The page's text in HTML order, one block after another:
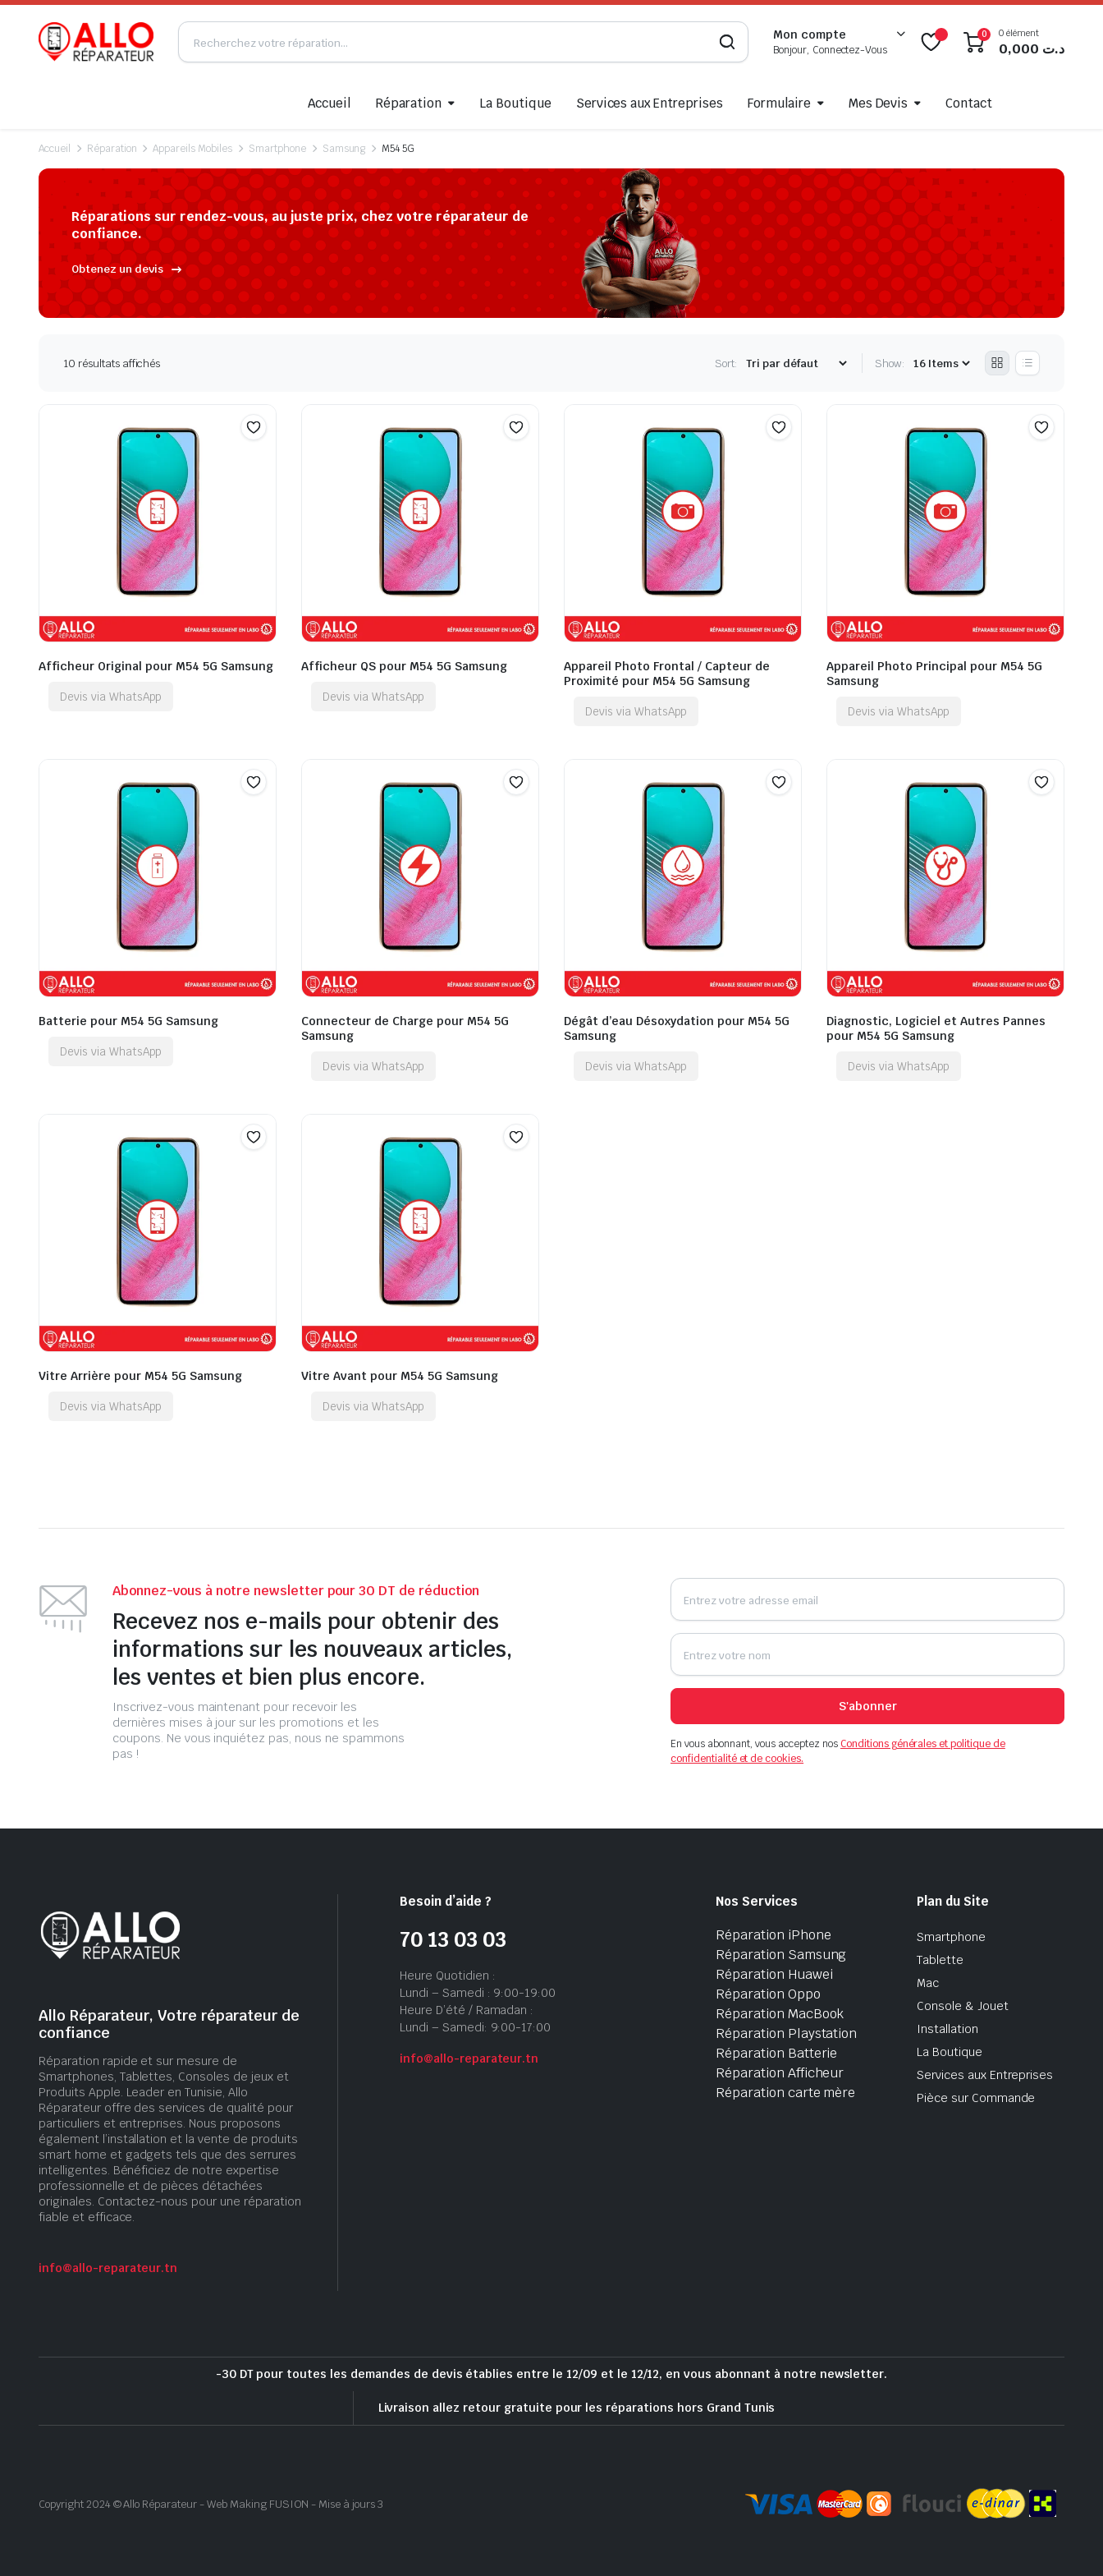
Mon compte
Bonjour, Connectez-Vous
0 0 élément
د.ت
Accueil Réparation La Boutique Services aux Entreprises Formulaire Mes Devis Contact
Accueil Réparation Appareils Mobiles Smartphone Samsung M54 5G
Réparations sur rendez-vous, au juste prix, chez votre réparateur de
confiance.
Obtenez un devis
10 résultats affichés Sort: Show:
Afficheur Original pour M54 5G Samsung
Devis via WhatsApp
Afficheur QS pour M54 5G Samsung
Devis via WhatsApp
Appareil Photo Frontal / Capteur de
Proximité pour M54 5G Samsung
Devis via WhatsApp
Appareil Photo Principal pour M54 5G
Samsung
Devis via WhatsApp
Batterie pour M54 5G Samsung
Devis via WhatsApp
Connecteur de Charge pour M54 5G
Samsung
Devis via WhatsApp
Dégât d’eau Désoxydation pour M54 5G
Samsung
Devis via WhatsApp
Diagnostic, Logiciel et Autres Pannes
pour M54 5G Samsung
Devis via WhatsApp
Vitre Arrière pour M54 5G Samsung
Devis via WhatsApp
Vitre Avant pour M54 5G Samsung
Devis via WhatsApp
Abonnez-vous à notre newsletter pour 30 DT de réduction
Recevez nos e-mails pour obtenir des
informations sur les nouveaux articles,
les ventes et bien plus encore.
Inscrivez-vous maintenant pour recevoir les
dernières mises à jour sur les promotions et les
coupons. Ne vous inquiétez pas, nous ne spammons
pas !
S'abonner
En vous abonnant, vous acceptez nosConditions générales et politique de
confidentialité et de cookies.
Allo Réparateur, Votre réparateur de
confiance
Réparation rapide et sur mesure de
Smartphones, Tablettes, Consoles de jeux et
Produits Apple. Leader en Tunisie, Allo
Réparateur offre des services de qualité pour
particuliers et entreprises. Nous proposons
également l’installation et la vente de produits
smart home et gadgets tels que des serrures
intelligentes. Bénéficiez de notre expertise
professionnelle et de pièces détachées
originales. Contactez-nous pour une réparation
fiable et efficace.
info@allo-reparateur.tn
Besoin d’aide ?
70 13 03 03
Heure Quotidien :
Lundi – Samedi : 9:00-19:00
Heure D’été / Ramadan :
Lundi – Samedi: 9:00-17:00
info@allo-reparateur.tn
Nos Services
Réparation iPhone
Réparation Samsung
Réparation Huawei
Réparation Oppo
Réparation MacBook
Réparation Playstation
Réparation Batterie
Réparation Afficheur
Réparation carte mère
Plan du Site
Smartphone
Tablette
Mac
Console & Jouet
Installation
La Boutique
Services aux Entreprises
Pièce sur Commande
-30 DT pour toutes les demandes de devis établies entre le 12/09 et le 12/12, en vous abonnant à notre newsletter.
Livraison allez retour gratuite pour les réparations hors Grand Tunis
Copyright 2024 © Allo Réparateur - Web Making FUSION - Mise à jours 3